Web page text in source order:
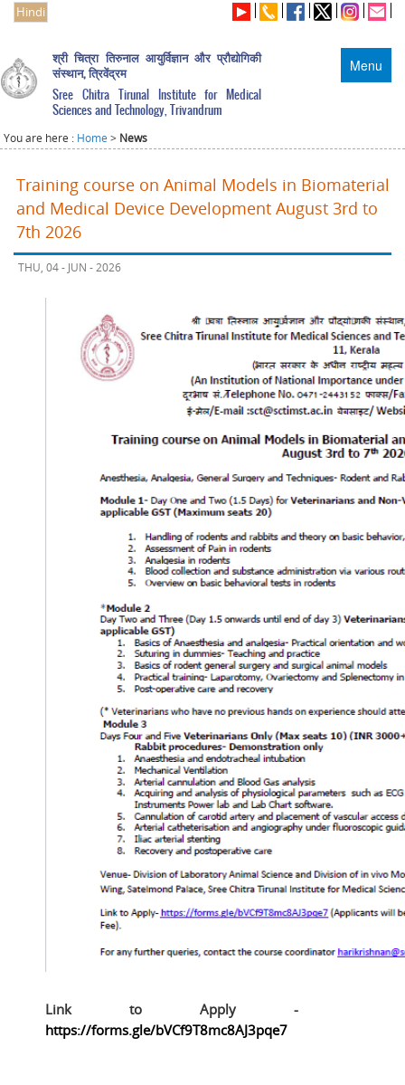
Hindi
Menu
श्री चित्रा तिरुनाल आयुर्विज्ञान और प्रौद्योगिकी
संस्थान, त्रिवेंद्रम
Sree Chitra Tirunal Institute for Medical
Sciences and Technology, Trivandrum
You are here : Home > News
Training course on Animal Models in Biomaterial
and Medical Device Development August 3rd to
7th 2026
THU, 04 - JUN - 2026
Link to Apply -
https://forms.gle/bVCf9T8mc8AJ3pqe7